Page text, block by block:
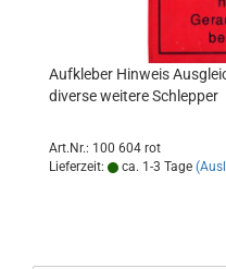
Aufkleber Hinweis
diverse weitere Schlepper
Art.Nr.: 100 604 rot
Lieferzeit:
ca. 1-3 Tage